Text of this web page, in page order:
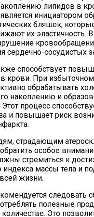
липидов в
инициатором
бляшек,
их эластичность. В
сердечно-сосудистых
способствует
в крови. При
обрабатывать
накоплению и
Этот процесс
и повышает риск
страдающим
особое
стремиться к
индекса массы тела и
жизни.
следовать
полезные
Это